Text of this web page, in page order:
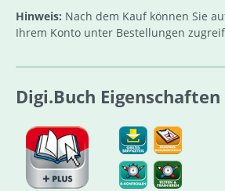
Hinweis: Nach dem Kauf können Sie
Ihrem Konto unter Bestellungen
Digi.Buch Eigenschaften